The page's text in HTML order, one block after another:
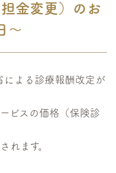
金変更）のお
～
による診療報酬改定が
ビスの価格（保険診
れます。